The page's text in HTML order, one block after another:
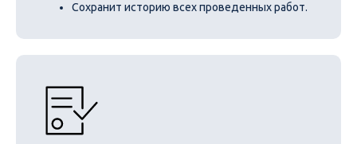
Сохранит историю всех проведенных работ.